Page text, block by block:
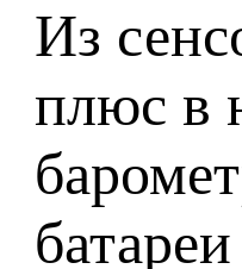
Из
плюс в